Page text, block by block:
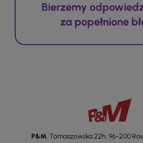
Bierzemy
za popełnione
P&M, Tomaszowska 22h, 96-200